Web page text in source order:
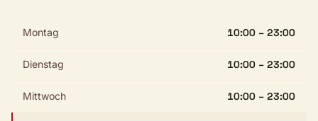
Montag 10:00 – 23:00
Dienstag 10:00 – 23:00
Mittwoch 10:00 – 23:00